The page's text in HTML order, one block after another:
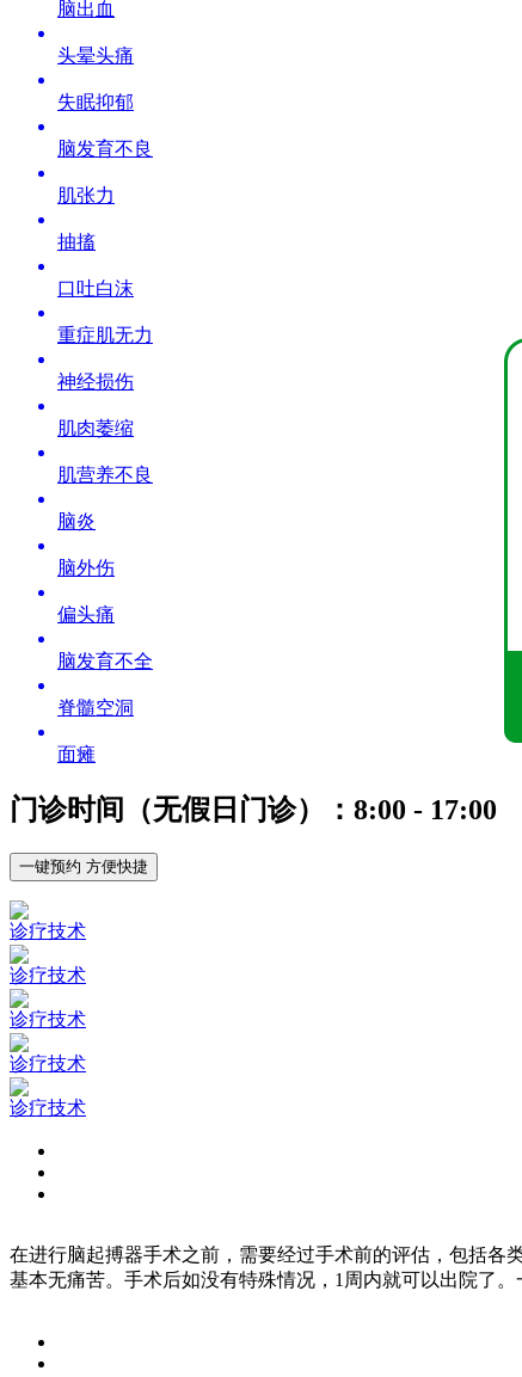
脑出血
头晕头痛
失眠抑郁
脑发育不良
肌张力
抽搐
口吐白沫
重症肌无力
神经损伤
肌肉萎缩
肌营养不良
脑炎
脑外伤
偏头痛
脑发育不全
脊髓空洞
面瘫
门诊时间（无假日门诊）：8:00 - 17:00
一键预约 方便快捷
诊疗技术
诊疗技术
诊疗技术
诊疗技术
诊疗技术
在进行脑起搏器手术之前，需要经过手术前的评估，包括各
基本无痛苦。手术后如没有特殊情况，1周内就可以出院了